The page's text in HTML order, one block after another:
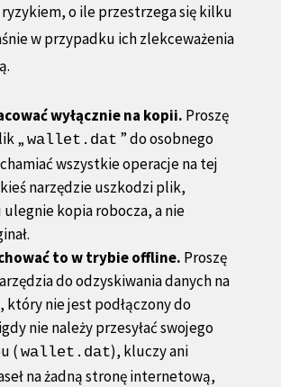
o ile przestrzega się kilku
w przypadku ich zlekceważenia
wyłącznie na kopii. Proszę
„ wallet.dat ” do osobnego
wszystkie operacje na tej
narzędzie uszkodzi plik,
kopia robocza, a nie
to w trybie offline. Proszę
do odzyskiwania danych na
nie jest podłączony do
nie należy przesyłać swojego
( wallet.dat), kluczy ani
na żadną stronę internetową,